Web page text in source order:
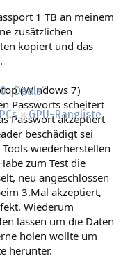
„Deals“
GPU-Rangliste
1 TB an meinem
zusätzlichen
kopiert und das
(Windows 7)
Passworts scheitert
Passwort akzeptiert
beschädigt sei
wiederherstellen
zum Test die
neu angeschlossen
3.Mal akzeptiert,
Wiederum
lassen um die Daten
holen wollte um
herunter.